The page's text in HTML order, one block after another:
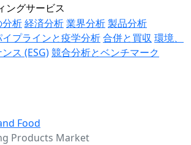
ングサービス
分析経済分析業界分析製品分析
プラインと疫学分析合併と買収 環境、
ス (ESG)競合分析とベンチマーク
Food
Products Market